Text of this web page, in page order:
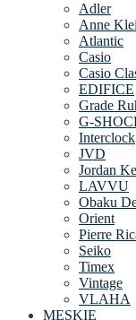
Adler
Anne
Atlantic
Casio
Casio
EDIFICE
Grade
G-
Interclock
JVD
Jordan
LAVVU
Obaku
Orient
Pierre
Seiko
Timex
Vintage
VLAHA
MĘSKIE